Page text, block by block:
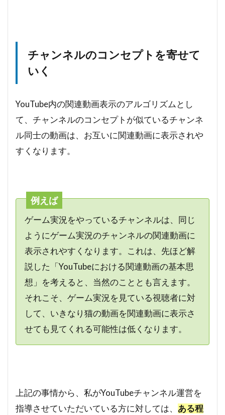
チャンネルのコンセプトを寄せて
いく
YouTube内の関連動画表示のアルゴリズムとし
て、チャンネルのコンセプトが似ているチャンネ
ル同士の動画は、お互いに関連動画に表示されや
すくなります。
例えば
ゲーム実況をやっているチャンネルは、同じ
ようにゲーム実況のチャンネルの関連動画に
表示されやすくなります。これは、先ほど解
説した「YouTubeにおける関連動画の基本思
想」を考えると、当然のこととも言えます。
それこそ、ゲーム実況を見ている視聴者に対
して、いきなり猫の動画を関連動画に表示さ
せても見てくれる可能性は低くなります。
上記の事情から、私がYouTubeチャンネル運営を
指導させていただいている方に対しては、 ある程